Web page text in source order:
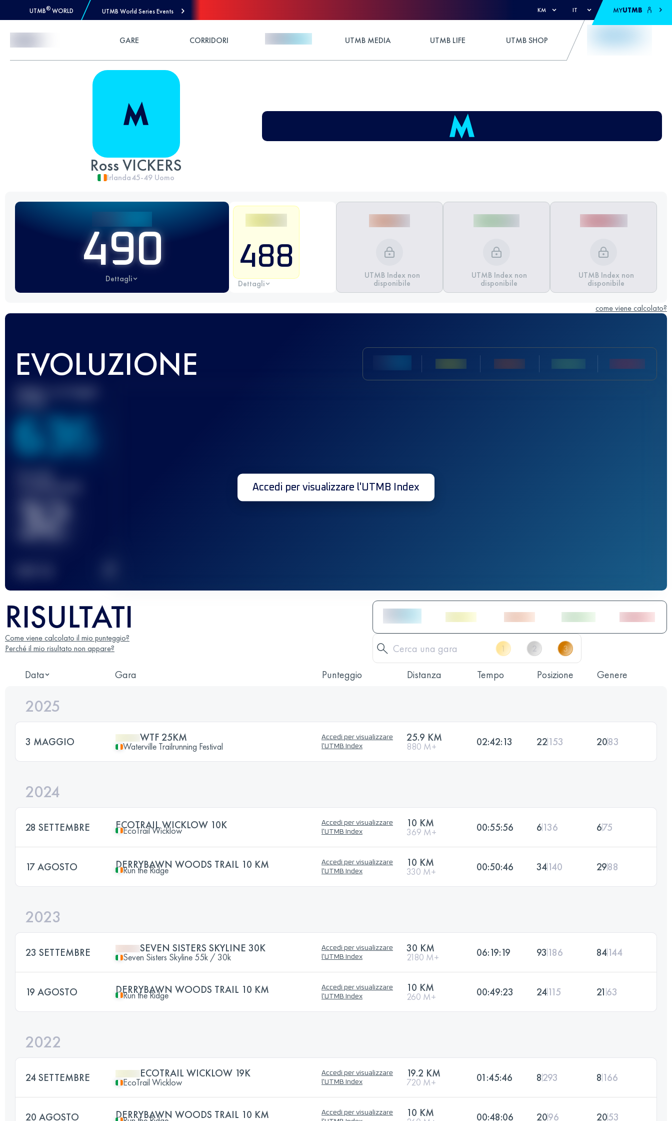
UTMB® WORLD UTMB World Series Events KM IT MYUTMB
GARE CORRIDORI UTMB MEDIA UTMB LIFE UTMB SHOP
Ross VICKERS
Irlanda45-49 Uomo
490
Dettagli
488
Dettagli
UTMB Index non
disponibile
UTMB Index non
disponibile
UTMB Index non
disponibile
come viene calcolato?
EVOLUZIONE
Miglior punteggio
636
Gara(e)
32
Accedi per visualizzare l'UTMB Index
RISULTATI
Come viene calcolato il mio punteggio?
Perché il mio risultato non appare?
Data Gara Punteggio Distanza Tempo Posizione Genere
2025
3 MAGGIO WTF 25KM
Waterville Trailrunning Festival
Accedi per visualizzare
l'UTMB Index
25.9 KM
880 M+ 02:42:13 22153 2083
2024
28 SETTEMBRE ECOTRAIL WICKLOW 10K
EcoTrail Wicklow
Accedi per visualizzare
l'UTMB Index
10 KM
369 M+ 00:55:56 6136 675
17 AGOSTO DERRYBAWN WOODS TRAIL 10 KM
Run the Ridge
Accedi per visualizzare
l'UTMB Index
10 KM
330 M+ 00:50:46 34140 2988
2023
23 SETTEMBRE SEVEN SISTERS SKYLINE 30K
Seven Sisters Skyline 55k / 30k
Accedi per visualizzare
l'UTMB Index
30 KM
2180 M+ 06:19:19 93 186 84144
19 AGOSTO DERRYBAWN WOODS TRAIL 10 KM
Run the Ridge
Accedi per visualizzare
l'UTMB Index
10 KM
260 M+ 00:49:23 24115 21 63
2022
24 SETTEMBRE ECOTRAIL WICKLOW 19K
EcoTrail Wicklow
Accedi per visualizzare
l'UTMB Index
19.2 KM
720 M+ 01:45:46 8293 8 166
20 AGOSTO DERRYBAWN WOODS TRAIL 10 KM
Accedi per visualizzare
10 KM 00:48:06 2096 2053